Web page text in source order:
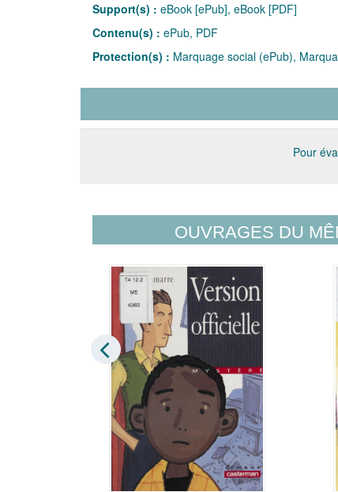
Support(s) : eBook [ePub], eBook [PDF]
Contenu(s) : ePub, PDF
Protection(s) : Marquage social (ePub),
Pour
OUVRAGES DU